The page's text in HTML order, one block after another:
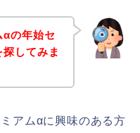
αの年始セ
してみま
アムαに興味のある方